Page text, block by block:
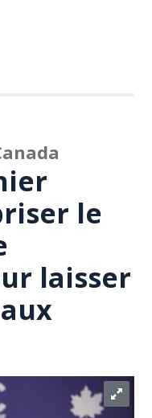
le
laisser